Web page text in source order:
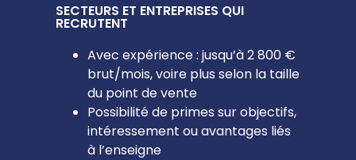
SECTEURS ET ENTREPRISES QUI
RECRUTENT
Avec expérience : jusqu’à 2 800 €
brut/mois, voire plus selon la taille
du point de vente
Possibilité de primes sur objectifs,
intéressement ou avantages liés
à l’enseigne